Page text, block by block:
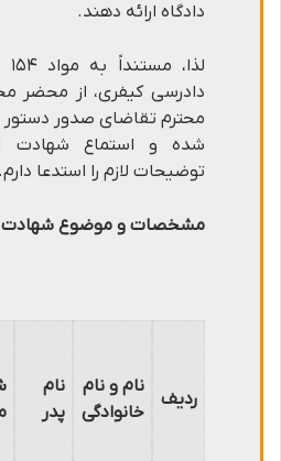
دادگاه ارائه دهند.
دادرسی کیفری، از محضر
محترم تقاضای صدور
شده و استماع شهادت
توضیحات لازم را استدعا دارم.
مشخصات و موضوع شهادت
ردیف
نام و نام
خانوادگی
نام
پدر